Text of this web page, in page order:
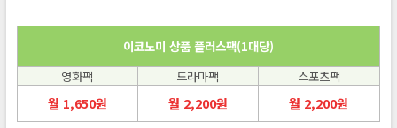
이코노미 상품 플러스팩(1대당)
영화팩
드라마팩 스포츠팩
월 1,650원 월 2,200원 월 2,200원